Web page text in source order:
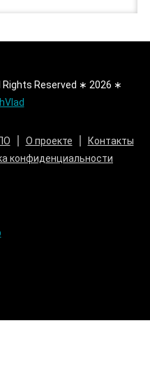
Rights Reserved ∗ 2026 ∗
О проекте
Контакты
конфиденциальности